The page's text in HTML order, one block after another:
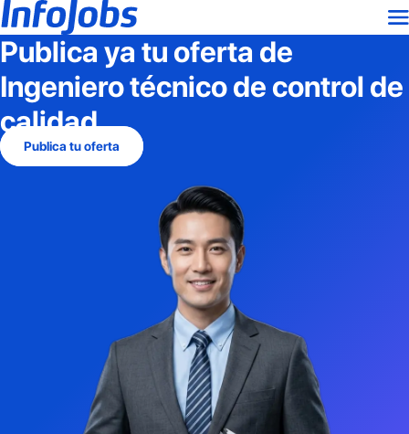
Publica ya tu oferta de
Ingeniero técnico de control de
calidad
Publica tu oferta